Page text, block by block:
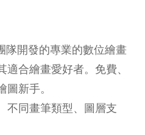
開發的專業的數位繪畫
合繪畫愛好者。免費、
新手。
不同畫筆類型、圖層支